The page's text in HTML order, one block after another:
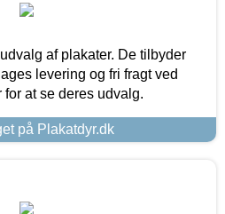
af plakater. De tilbyder
levering og fri fragt ved
at se deres udvalg.
på Plakatdyr.dk